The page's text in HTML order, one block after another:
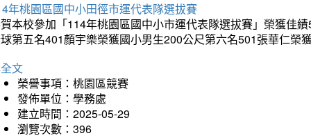
年桃園區國中小田徑市運代表隊選拔賽
本校參加「114年桃園區國中小市運代表隊選拔賽」榮獲佳
第五名401顏宇樂榮獲國小男生200公尺第六名501張華仁
文
榮譽事項：桃園區競賽
發佈單位：學務處
建立時間：2025-05-29
瀏覽次數：396